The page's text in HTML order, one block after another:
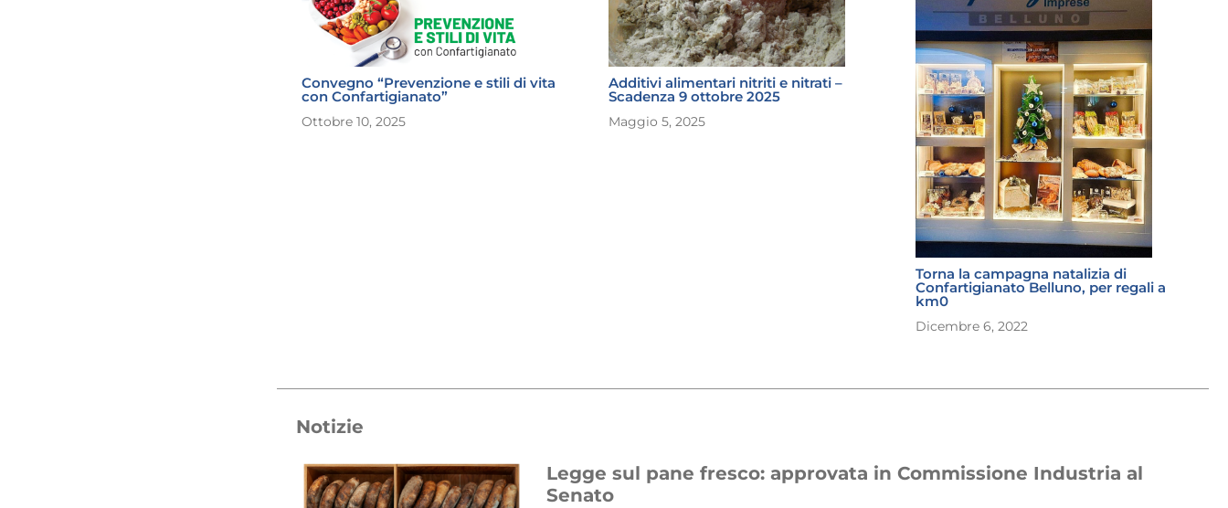
Convegno “Prevenzione e stili di vita
con Confartigianato”
Ottobre 10, 2025
Additivi alimentari nitriti e nitrati –
Scadenza 9 ottobre 2025
Maggio 5, 2025
Torna la campagna natalizia di
Confartigianato Belluno, per regali a
km0
Dicembre 6, 2022
Notizie
Legge sul pane fresco: approvata in Commissione Industria al
Senato